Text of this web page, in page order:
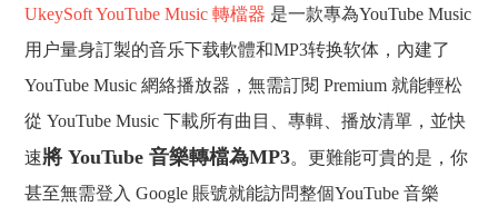
UkeySoft YouTube Music 轉檔器 是一款專為YouTube Music
用户量身訂製的音乐下载軟體和MP3转换软体，內建了
YouTube Music 網絡播放器，無需訂閱 Premium 就能輕松
從 YouTube Music 下載所有曲目、專輯、播放清單，並快
速將 YouTube 音樂轉檔為MP3。更難能可貴的是，你
甚至無需登入 Google 賬號就能訪問整個YouTube 音樂